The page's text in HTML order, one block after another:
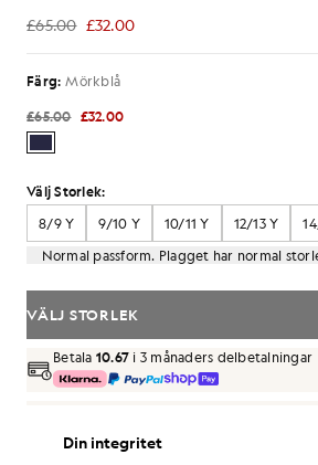
£65.00 £32.00
£32.00
Färg: Mörkblå
£65.00 £32.00
Välj Storlek:
8/9 Y
9/10 Y 10/11 Y 12/13 Y
Normal passform. Plagget har normal
VÄLJ STORLEK
Betala 10.67 i 3 månaders delbetalningar
byten.
Din integritet